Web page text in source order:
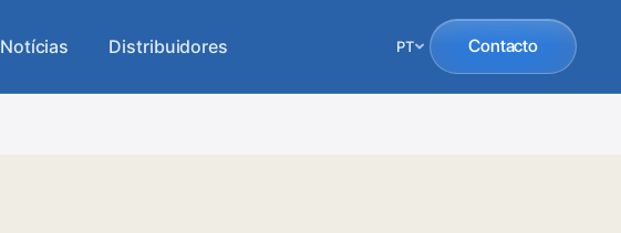
Notícias Distribuidores PT Contacto